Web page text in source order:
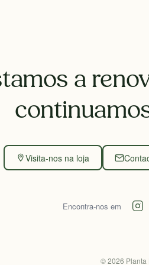
a
Visita-nos na loja
Encontra-nos em
©2026 Planta